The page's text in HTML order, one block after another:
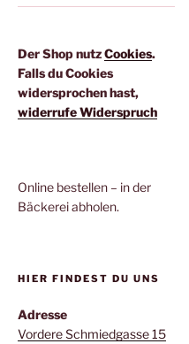
Der Shop nutzCookies.
Falls du Cookies
widersprochen hast,
widerrufe Widerspruch
Online bestellen – in der
Bäckerei abholen.
HIER FINDEST DU UNS
Adresse
Vordere Schmiedgasse 15